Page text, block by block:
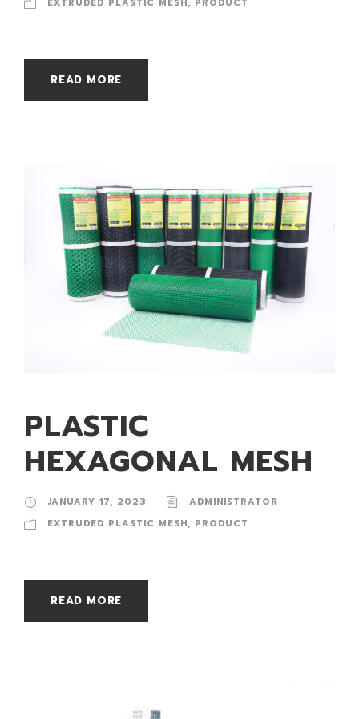
EXTRUDED PLASTIC MESH, PRODUCT
READ MORE
PLASTIC
HEXAGONAL MESH
JANUARY 17, 2023
ADMINISTRATOR
EXTRUDED PLASTIC MESH, PRODUCT
READ MORE